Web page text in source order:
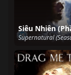
Siêu Nhiên
Supernatural